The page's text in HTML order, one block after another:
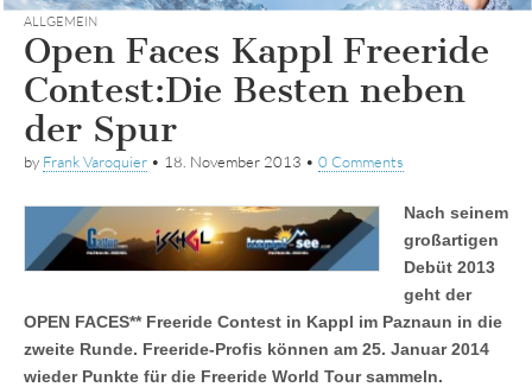
ALLGEMEIN
Open Faces Kappl Freeride
Contest:Die Besten neben
der Spur
by Frank Varoquier • 18. November 2013 • 0 Comments
Nach seinem
großartigen
Debüt 2013
geht der
OPEN FACES** Freeride Contest in Kappl im Paznaun in die
zweite Runde. Freeride-Profis können am 25. Januar 2014
wieder Punkte für die Freeride World Tour sammeln.